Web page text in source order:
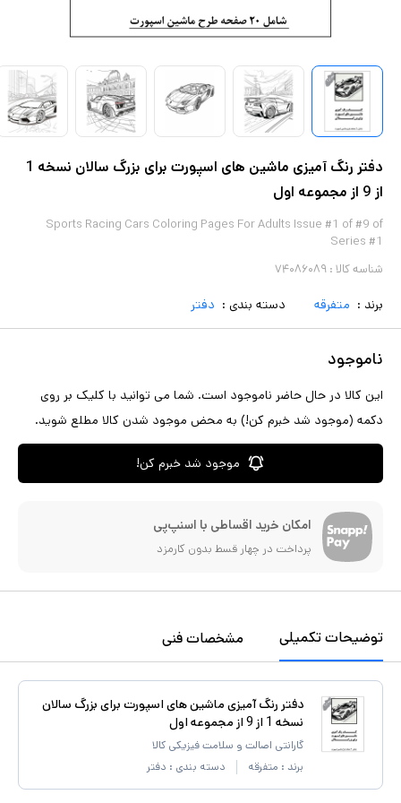
دفتر رنگ آمیزی ماشین های اسپورت برای بزرگ سالان نسخه 1
از 9 از مجموعه اول
Sports Racing Cars Coloring Pages For Adults Issue #1 of #9 of
Series #1
شناسه کالا : ۷۴۰۸۶۰۸۹
برند : متفرقه دسته بندی : دفتر
ناموجود
این کالا در حال حاضر ناموجود است. شما می توانید با کلیک بر روی
دکمه (موجود شد خبرم کن!) به محض موجود شدن کالا مطلع شوید.
موجود شد خبرم کن!
امکان خرید اقساطی با اسنپ‌پی
پرداخت در چهار قسط بدون کارمزد
توضیحات تکمیلی مشخصات فنی
دفتر رنگ آمیزی ماشین های اسپورت برای بزرگ سالان
نسخه 1 از 9 از مجموعه اول
گارانتی اصالت و سلامت فیزیکی کالا
برند : متفرقه دسته بندی : دفتر